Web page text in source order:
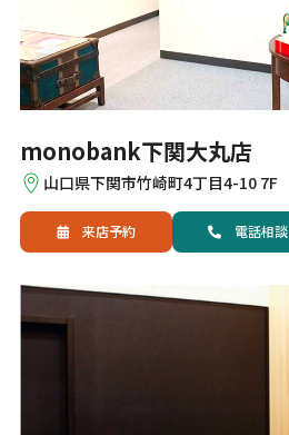
monobank下関大丸店
山口県下関市竹崎町4丁目4-10 7F
来店予約 電話相談